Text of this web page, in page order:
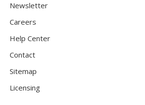
Newsletter
Careers
Help Center
Contact
Sitemap
Licensing